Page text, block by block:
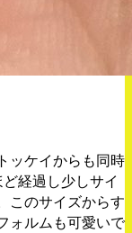
ッケイからも同時
経過し少しサイ
このサイズからす
ォルムも可愛いで